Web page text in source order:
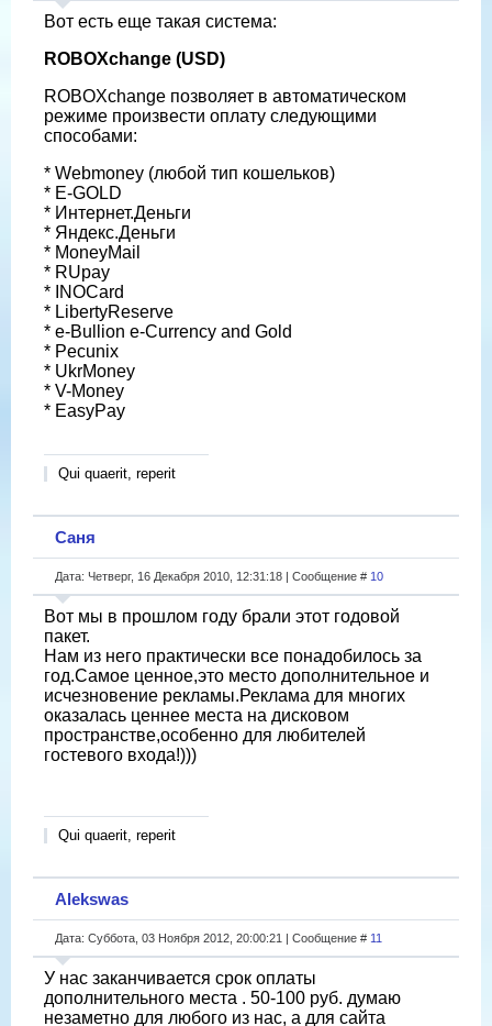
Вот есть еще такая система:
ROBOXchange (USD)
ROBOXchange позволяет в автоматическом
режиме произвести оплату следующими
способами:
* Webmoney (любой тип кошельков)
* E-GOLD
* Интернет.Деньги
* Яндекс.Деньги
* MoneyMail
* RUpay
* INOCard
* LibertyReserve
* e-Bullion e-Currency and Gold
* Pecunix
* UkrMoney
* V-Money
* EasyPay
Qui quaerit, reperit
Саня
Дата: Четверг, 16 Декабря 2010, 12:31:18 | Сообщение # 10
Вот мы в прошлом году брали этот годовой
пакет.
Нам из него практически все понадобилось за
год.Самое ценное,это место дополнительное и
исчезновение рекламы.Реклама для многих
оказалась ценнее места на дисковом
пространстве,особенно для любителей
гостевого входа!)))
Qui quaerit, reperit
Alekswas
Дата: Суббота, 03 Ноября 2012, 20:00:21 | Сообщение # 11
У нас заканчивается срок оплаты
дополнительного места . 50-100 руб. думаю
незаметно для любого из нас, а для сайта